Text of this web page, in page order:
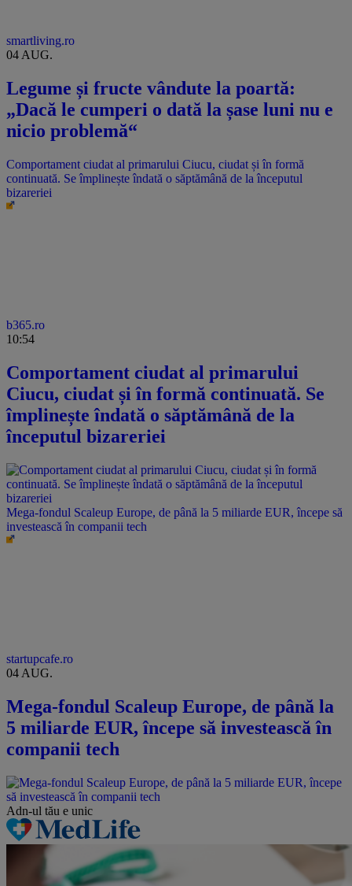
smartliving.ro
04 AUG.
Legume și fructe vândute la poartă:
„Dacă le cumperi o dată la șase luni nu e
nicio problemă“
Comportament ciudat al primarului Ciucu, ciudat și în formă
continuată. Se împlinește îndată o săptămână de la începutul
bizareriei
b365.ro
10:54
Comportament ciudat al primarului
Ciucu, ciudat și în formă continuată. Se
împlinește îndată o săptămână de la
începutul bizareriei
Mega-fondul Scaleup Europe, de până la 5 miliarde EUR, începe să
investească în companii tech
startupcafe.ro
04 AUG.
Mega-fondul Scaleup Europe, de până la
5 miliarde EUR, începe să investească în
companii tech
Adn-ul tău e unic